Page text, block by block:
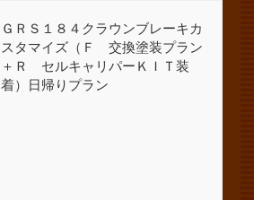
ＧＲＳ１８４クラウンブレーキカ
スタマイズ（Ｆ 交換塗装プラン
＋Ｒ セルキャリパーＫＩＴ装
着）日帰りプラン